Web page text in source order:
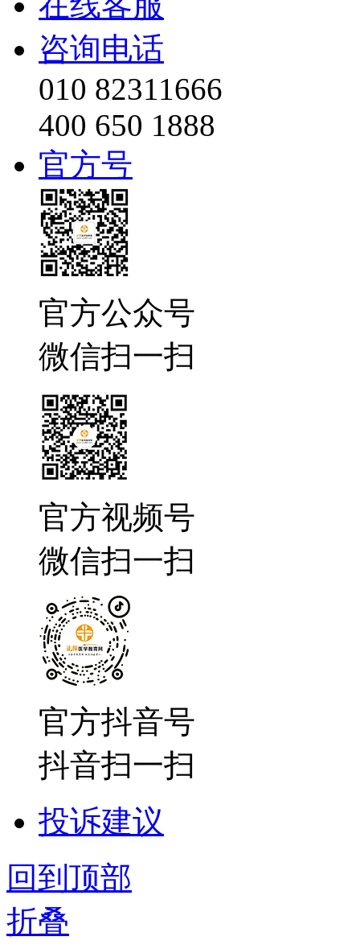
咨询电话
010 82311666
400 650 1888
官方号
官方公众号
微信扫一扫
官方视频号
微信扫一扫
官方抖音号
抖音扫一扫
投诉建议
回到顶部
折叠